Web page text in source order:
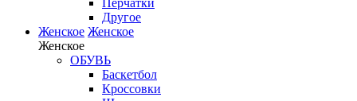
Перчатки
Другое
Женское Женское
Женское
ОБУВЬ
Баскетбол
Кроссовки